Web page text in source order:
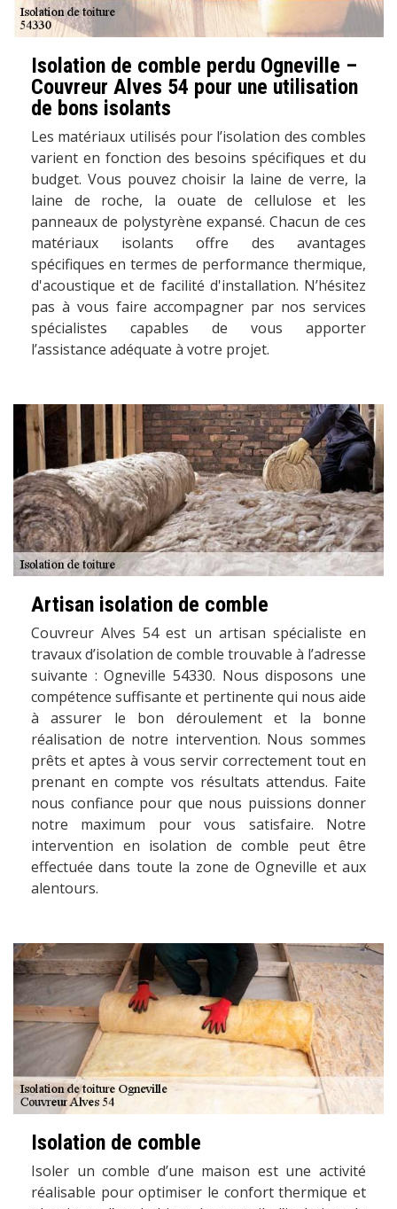
Isolation de comble perdu Ogneville –
Couvreur Alves 54 pour une utilisation
de bons isolants
Les matériaux utilisés pour l’isolation des combles
varient en fonction des besoins spécifiques et du
budget. Vous pouvez choisir la laine de verre, la
laine de roche, la ouate de cellulose et les
panneaux de polystyrène expansé. Chacun de ces
matériaux isolants offre des avantages
spécifiques en termes de performance thermique,
d'acoustique et de facilité d'installation. N’hésitez
pas à vous faire accompagner par nos services
spécialistes capables de vous apporter
l’assistance adéquate à votre projet.
Artisan isolation de comble
Couvreur Alves 54 est un artisan spécialiste en
travaux d’isolation de comble trouvable à l’adresse
suivante : Ogneville 54330. Nous disposons une
compétence suffisante et pertinente qui nous aide
à assurer le bon déroulement et la bonne
réalisation de notre intervention. Nous sommes
prêts et aptes à vous servir correctement tout en
prenant en compte vos résultats attendus. Faite
nous confiance pour que nous puissions donner
notre maximum pour vous satisfaire. Notre
intervention en isolation de comble peut être
effectuée dans toute la zone de Ogneville et aux
alentours.
Isolation de comble
Isoler un comble d’une maison est une activité
réalisable pour optimiser le confort thermique et